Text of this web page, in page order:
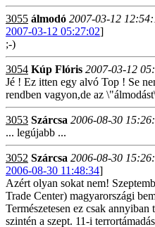
3055 álmodó 2007-03-12
2007-03-12 05:27:02]
;-)
3054 Kúp Flóris 2007-03-12
Jé ! Ez itten egy alvó Top ! Se
rendben vagyon,de az
3053 Szárcsa 2006-08-30
... legújabb ...
3052 Szárcsa 2006-08-30
2006-08-30 11:48:34]
Azért olyan sokat nem!
Trade Center) magyarországi
Természetesen ez csak
szintén a szept. 11-i